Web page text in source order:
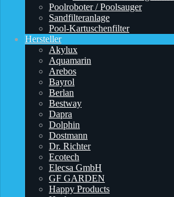
Poolroboter / Poolsauger
Sandfilteranlage
Pool-Kartuschenfilter
Hersteller
Akylux
Aquamarin
Arebos
Bayrol
Berlan
Bestway
Dapra
Dolphin
Dostmann
Dr. Richter
Ecotech
Elecsa GmbH
GF GARDEN
Happy Products